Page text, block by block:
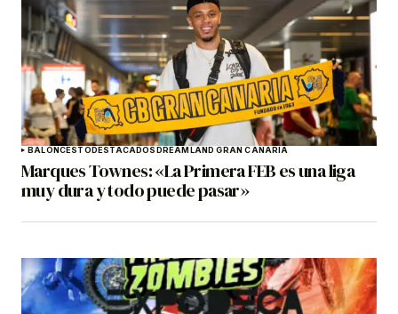
BALONCESTODESTACADOSDREAMLAND GRAN CANARIA
Marques Townes: «La Primera FEB es una liga
muy dura y todo puede pasar»